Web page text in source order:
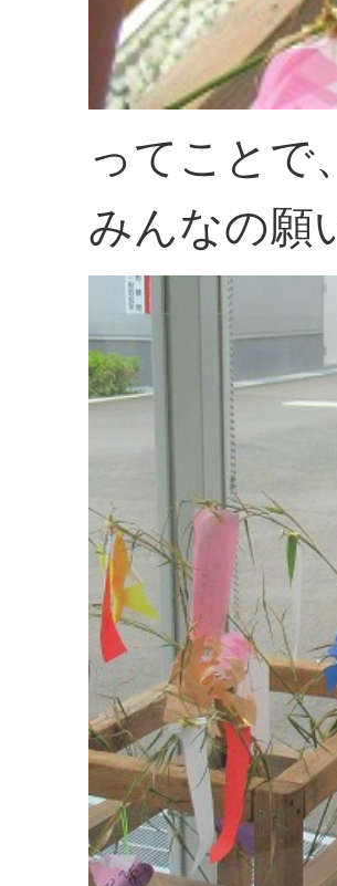
ってことで
みんなの願